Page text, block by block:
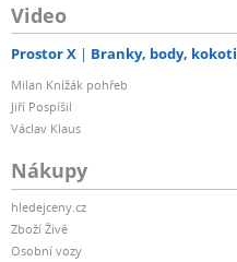
Video
Prostor X Branky, body, kokoti
Milan Knížák pohřeb
Jiří Pospíšil
Václav Klaus
Nákupy
hledejceny.cz
Zboží Živě
Osobní vozy